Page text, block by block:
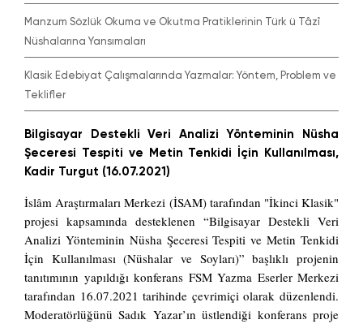
Manzum Sözlük Okuma ve Okutma Pratiklerinin Türk ü Tâzî
Nüshalarına Yansımaları
Klasik Edebiyat Çalışmalarında Yazmalar: Yöntem, Problem ve
Teklifler
Bilgisayar Destekli Veri Analizi Yönteminin Nüsha
Şeceresi Tespiti ve Metin Tenkidi İçin Kullanılması,
Kadir Turgut (16.07.2021)
İslâm Araştırmaları Merkezi (İSAM) tarafından "İkinci Klasik"
projesi kapsamında desteklenen “Bilgisayar Destekli Veri
Analizi Yönteminin Nüsha Şeceresi Tespiti ve Metin Tenkidi
İçin Kullanılması (Nüshalar ve Soyları)” başlıklı projenin
tanıtımının yapıldığı konferans FSM Yazma Eserler Merkezi
tarafından 16.07.2021 tarihinde çevrimiçi olarak düzenlendi.
Moderatörlüğünü Sadık Yazar’ın üstlendiği konferans proje